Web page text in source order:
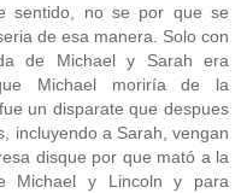
sentido, no se por que se
de esa manera. Solo con
de Michael y Sarah era
Michael moriría de la
un disparate que despues
incluyendo a Sarah, vengan
disque por que mató a la
Michael y Lincoln y para